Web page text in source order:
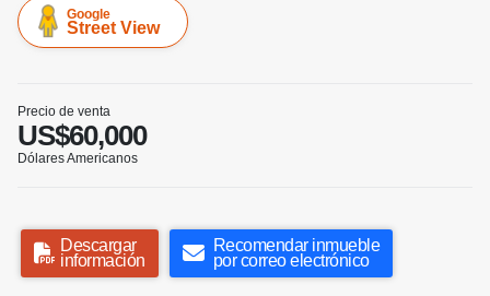
Google
Street View
Precio de venta
US$60,000
Dólares Americanos
Descargar
información
Recomendar inmueble
por correo electrónico